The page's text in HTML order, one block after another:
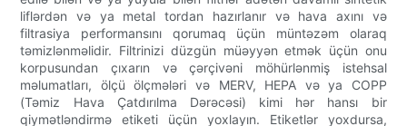
liflərdən və ya metal tordan hazırlanır və hava axını və
filtrasiya performansını qorumaq üçün müntəzəm olaraq
təmizlənməlidir. Filtrinizi düzgün müəyyən etmək üçün onu
korpusundan çıxarın və çərçivəni möhürlənmiş istehsal
məlumatları, ölçü ölçmələri və MERV, HEPA və ya COPP
(Təmiz Hava Çatdırılma Dərəcəsi) kimi hər hansı bir
qiymətləndirmə etiketi üçün yoxlayın. Etiketlər yoxdursa,